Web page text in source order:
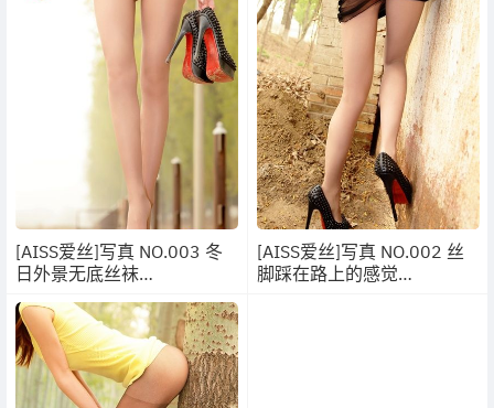
[AISS爱丝]写真 NO.003 冬
日外景无底丝袜
[AISS爱丝]写真 NO.002 丝
脚踩在路上的感觉